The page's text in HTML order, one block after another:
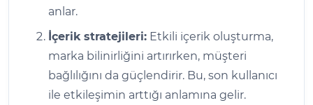
anlar.
İçerik stratejileri: Etkili içerik oluşturma,
marka bilinirliğini artırırken, müşteri
bağlılığını da güçlendirir. Bu, son kullanıcı
ile etkileşimin arttığı anlamına gelir.